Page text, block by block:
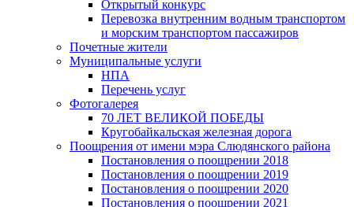
Открытый конкурс
Перевозка внутренним водным транспортом
и морским транспортом пассажиров
Почетные жители
Муниципальные услуги
НПА
Перечень услуг
Фотогалерея
70 ЛЕТ ВЕЛИКОЙ ПОБЕДЫ
Кругобайкальская железная дорога
Поощрения от имени мэра Слюдянского района
Постановления о поощрении 2018
Постановления о поощрении 2019
Постановления о поощрении 2020
Постановления о поощрении 2021